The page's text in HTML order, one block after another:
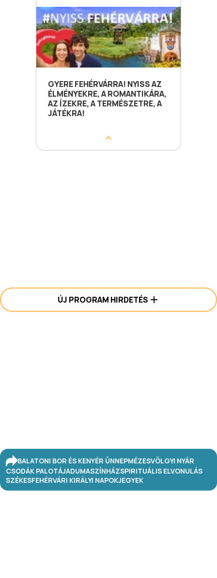
GYERE FEHÉRVÁRRA! NYISS AZ
ÉLMÉNYEKRE, A ROMANTIKÁRA,
AZ ÍZEKRE, A TERMÉSZETRE, A
JÁTÉKRA!
ÚJ PROGRAM HIRDETÉS
BALATONI BOR ÉS KENYÉR ÜNNEPMÉZESVÖLGYI NYÁR
CSODÁK PALOTÁJADUMASZÍNHÁZSPIRITUÁLIS ELVONULÁS
SZÉKESFEHÉRVÁRI KIRÁLYI NAPOKJEGYEK